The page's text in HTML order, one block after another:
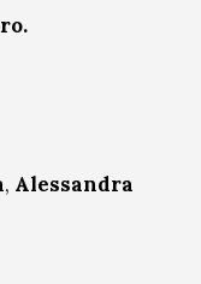
, Alessandra